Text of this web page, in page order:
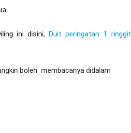
ini disini;Duit peringatan 1 ringgit
boleh membacanya didalam